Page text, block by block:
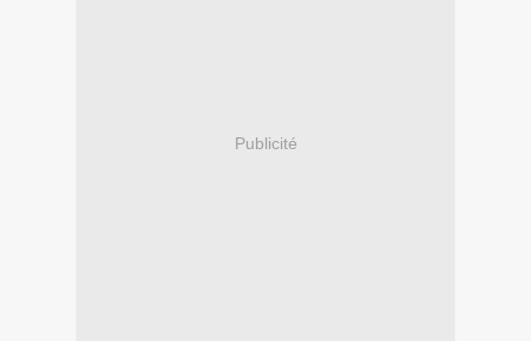
Publicité